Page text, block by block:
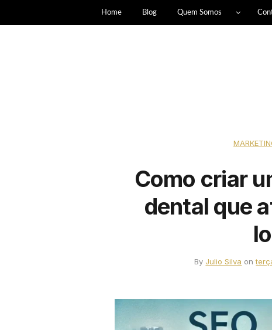
Home Blog Quem Somos
Como criar
dental que
By Julio Silva on